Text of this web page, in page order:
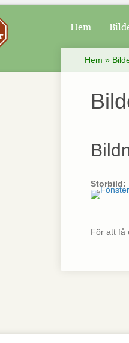
Hem
Hem »
Storbild:
För att få